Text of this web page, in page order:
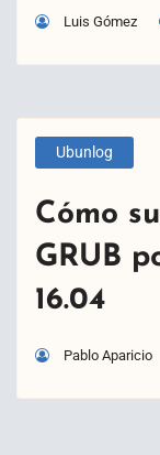
Luis Gómez
Ubunlog
Cómo
GRUB
16.04
Pablo Aparicio